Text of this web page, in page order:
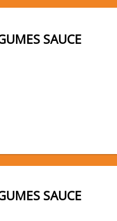
SAUCE
SAUCE